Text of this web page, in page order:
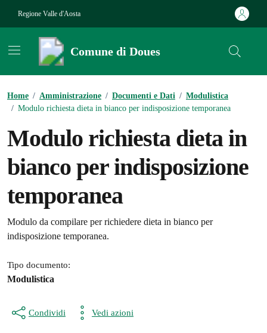
Regione Valle d'Aosta
Comune di Doues
Home / Amministrazione / Documenti e Dati / Modulistica
/ Modulo richiesta dieta in bianco per indisposizione temporanea
Modulo richiesta dieta in
bianco per indisposizione
temporanea
Dettagli del documento
Modulo da compilare per richiedere dieta in bianco per
indisposizione temporanea.
Tipo documento:
Modulistica
Condividi Vedi azioni